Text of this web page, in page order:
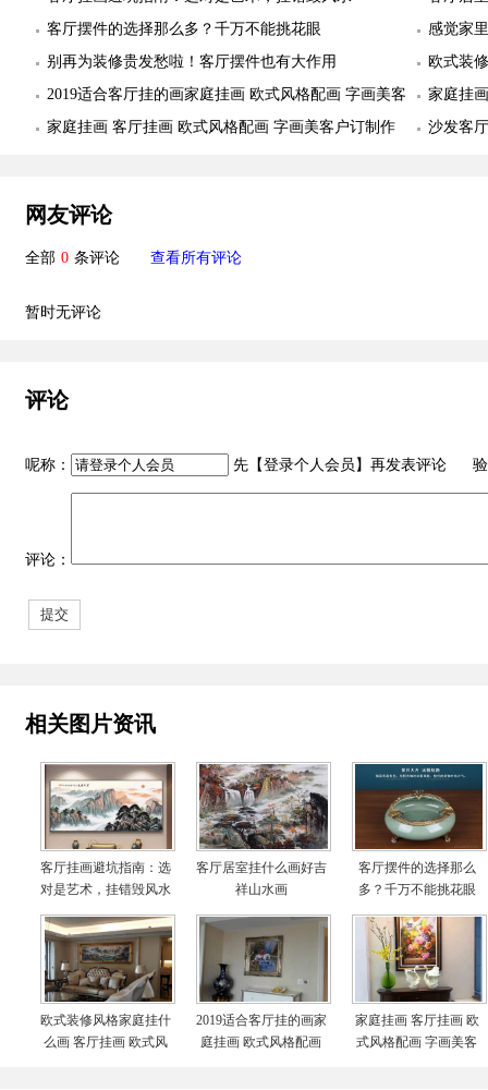
客厅摆件的选择那么多？千万不能挑花眼
感觉家
别再为装修贵发愁啦！客厅摆件也有大作用
欧式装
字画美
2019适合客厅挂的画家庭挂画 欧式风格配画 字画美客
户订制作品安装实际图
家庭挂
品安装
家庭挂画 客厅挂画 欧式风格配画 字画美客户订制作
沙发客
网友评论
全部 0 条评论 查看所有评论
暂时无评论
评论
呢称： 先【登录个人会员 】再发表评论 验
评论：
相关图片资讯
客厅挂画避坑指南：选
对是艺术，挂错毁风水
客厅居室挂什么画好吉
祥山水画
客厅摆件的选择那么
多？千万不能挑花眼
欧式装修风格家庭挂什
么画 客厅挂画 欧式风
2019适合客厅挂的画家
庭挂画 欧式风格配画
家庭挂画 客厅挂画 欧
式风格配画 字画美客